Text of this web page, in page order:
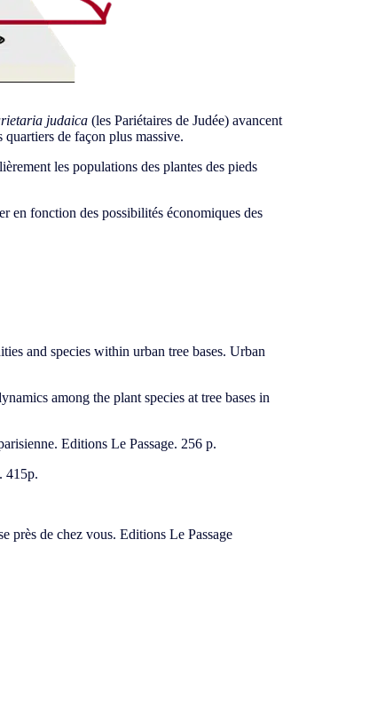
judaica (les Pariétaires de Judée) avancent
quartiers de façon plus massive.
les populations des plantes des pieds
en fonction des possibilités économiques des
and species within urban tree bases. Urban
among the plant species at tree bases in
Editions Le Passage. 256 p.
415p.
près de chez vous. Editions Le Passage